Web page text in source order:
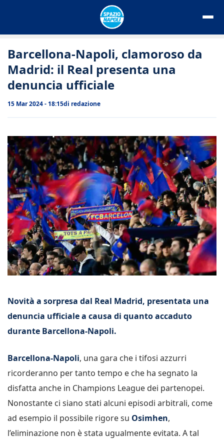
Barcellona-Napoli, clamoroso da
Madrid: il Real presenta una
denuncia ufficiale
15 Mar 2024 - 18:15di redazione
Novità a sorpresa dal Real Madrid, presentata una
denuncia ufficiale a causa di quanto accaduto
durante Barcellona-Napoli.
Barcellona-Napoli, una gara che i tifosi azzurri
ricorderanno per tanto tempo e che ha segnato la
disfatta anche in Champions League dei partenopei.
Nonostante ci siano stati alcuni episodi arbitrali, come
ad esempio il possibile rigore su Osimhen,
l’eliminazione non è stata ugualmente evitata. A tal